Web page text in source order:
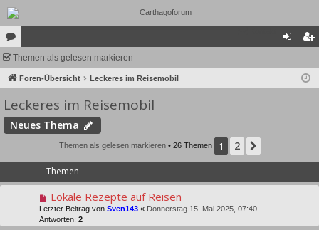
or
en ist
Themen als gelesen markieren
Foren-Übersicht Leckeres im Reisemobil
Leckeres im Reisemobil
Neues Thema
Themen als gelesen markieren• 26 Themen 1 2
Themen
Lokale Rezepte auf Reisen
Letzter Beitrag von Sven143 « Donnerstag 15. Mai 2025, 07:40
Antworten: 2